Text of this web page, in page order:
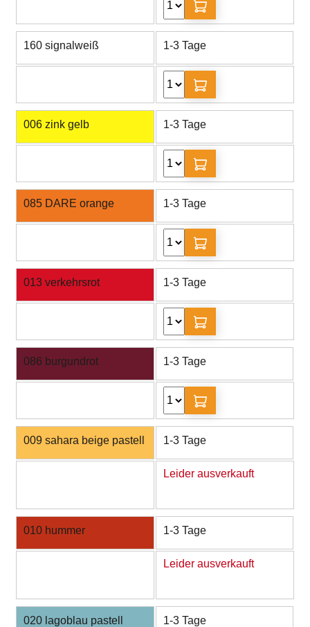
160 signalweiß 1-3 Tage
006 zink gelb 1-3 Tage
085 DARE orange 1-3 Tage
013 verkehrsrot 1-3 Tage
086 burgundrot 1-3 Tage
009 sahara beige pastell 1-3 Tage
Leider ausverkauft
010 hummer 1-3 Tage
Leider ausverkauft
020 lagoblau pastell 1-3 Tage